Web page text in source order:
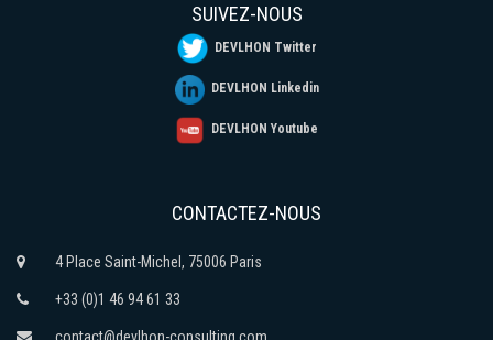
SUIVEZ-NOUS
DEVLHON Twitter
DEVLHON Linkedin
DEVLHON Youtube
CONTACTEZ-NOUS
4 Place Saint-Michel, 75006 Paris
+33 (0)1 46 94 61 33
contact@devlhon-consulting.com